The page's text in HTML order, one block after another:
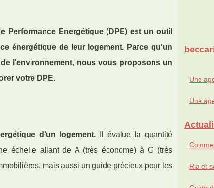
Performance Energétique (DPE) est un outil
énergétique de leur logement. Parce qu'un
l'environnement, nous vous proposons un
votre DPE.
d'un logement. Il évalue la quantité
échelle allant de A (très économe) à G (très
mais aussi un guide précieux pour les
Une
Une
Ria et